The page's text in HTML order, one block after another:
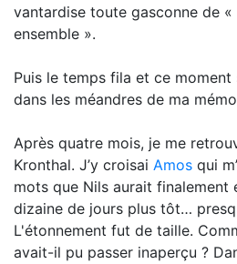
vantardise toute gasconne de
ensemble ».
Puis le temps fila et ce moment
dans les méandres de ma
Après quatre mois, je me
Kronthal. J’y croisai Amos qui
mots que Nils aurait finalement
dizaine de jours plus tôt…
L'étonnement fut de taille.
avait-il pu passer inaperçu ?